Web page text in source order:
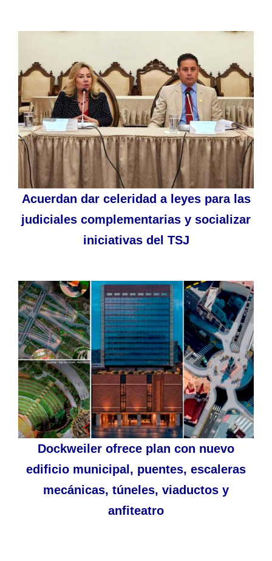
Acuerdan dar celeridad a leyes para las
judiciales complementarias y socializar
iniciativas del TSJ
Dockweiler ofrece plan con nuevo
edificio municipal, puentes, escaleras
mecánicas, túneles, viaductos y
anfiteatro